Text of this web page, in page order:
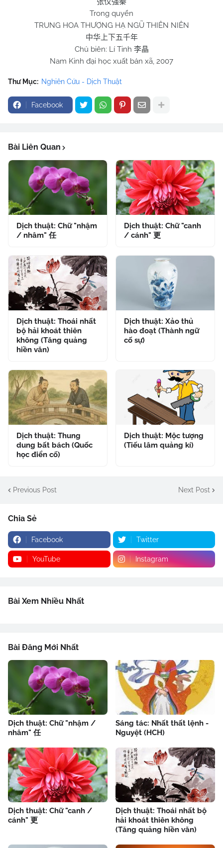
Trong quyển
TRUNG HOA THƯỢNG HẠ NGŨ THIÊN NIÊN
中华上下五千年
Chủ biên: Lí Tinh 李晶
Nam Kinh đại học xuất bản xã, 2007
Thư Mục: Nghiên Cứu - Dịch Thuật
Facebook
Bài Liên Quan
Dịch thuật: Chữ "nhậm
/ nhâm" 任
Dịch thuật: Chữ "canh
/ cánh" 更
Dịch thuật: Thoái nhất
bộ hải khoát thiên
không (Tăng quảng
hiền văn)
Dịch thuật: Xảo thủ
hào đoạt (Thành ngữ
cố sự)
Dịch thuật: Thung
dung bất bách (Quốc
học điển cố)
Dịch thuật: Mộc tượng
(Tiếu lâm quảng kí)
Previous Post Next Post
Chia Sẻ
Facebook Twitter
YouTube Instagram
Bài Xem Nhiều Nhất
Bài Đăng Mới Nhất
Dịch thuật: Chữ "nhậm /
nhâm" 任
Sáng tác: Nhất thất lệnh -
Nguyệt (HCH)
Dịch thuật: Chữ "canh /
cánh" 更
Dịch thuật: Thoái nhất bộ
hải khoát thiên không
(Tăng quảng hiền văn)